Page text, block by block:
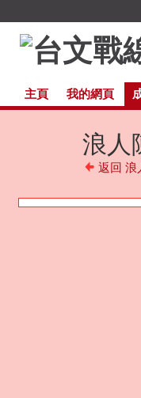
主頁 我的網頁
浪人
返回 浪